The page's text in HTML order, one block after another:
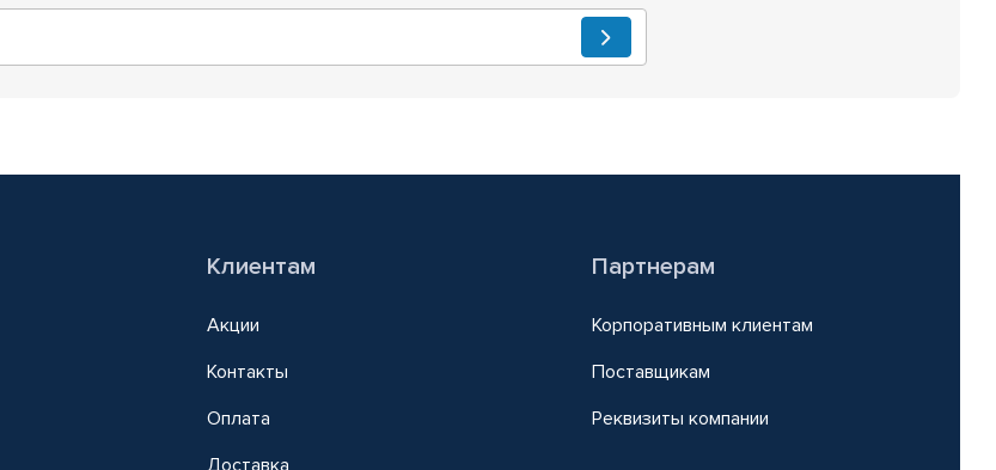
Клиентам
Акции
Контакты
Оплата
Доставка
Партнерам
Корпоративным клиентам
Поставщикам
Реквизиты компании